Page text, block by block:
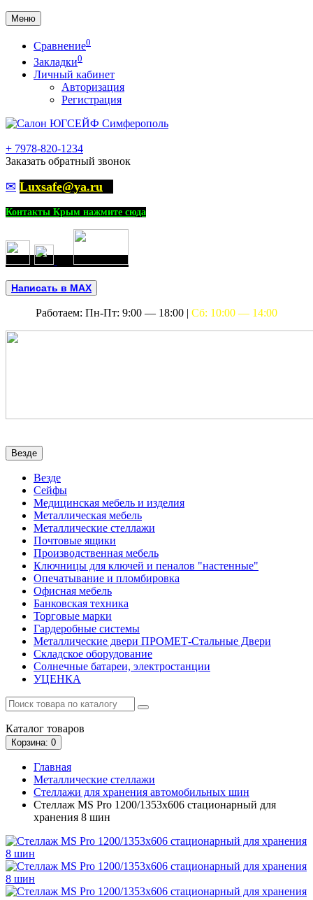
Меню
Сравнение0
Закладки0
Личный кабинет
Авторизация
Регистрация
+ 7978-820-1234
Заказать обратный звонок
✉ Luxsafe@ya.ru
Контакты Крым нажмите сюда
Написать в MAX
Работаем: Пн-Пт: 9:00 — 18:00 | Сб: 10:00 — 14:00
Везде
Везде
Сейфы
Медицинская мебель и изделия
Металлическая мебель
Металлические стеллажи
Почтовые ящики
Производственная мебель
Ключницы для ключей и пеналов "настенные"
Опечатывание и пломбировка
Офисная мебель
Банковская техника
Торговые марки
Гардеробные системы
Металлические двери ПРОМЕТ-Стальные Двери
Складское оборудование
Солнечные батареи, электростанции
УЦЕНКА
Каталог товаров
Корзина: 0
Главная
Металлические стеллажи
Стеллажи для хранения автомобильных шин
Стеллаж MS Pro 1200/1353x606 стационарный для
хранения 8 шин